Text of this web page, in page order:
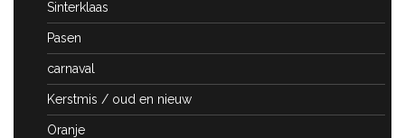
Sinterklaas
Pasen
carnaval
Kerstmis / oud en nieuw
Oranje